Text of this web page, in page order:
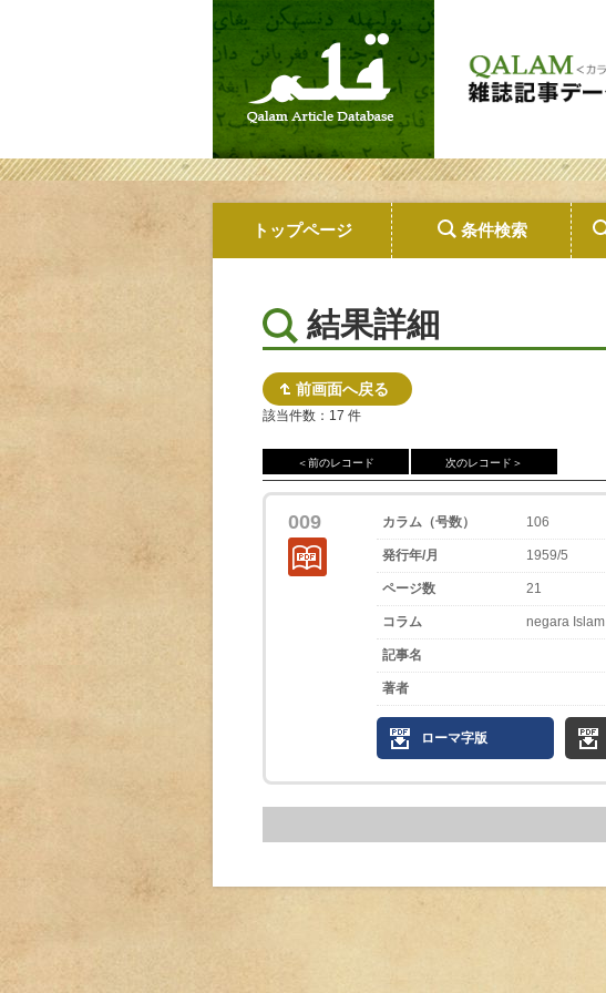
トップページ 条件検索
結果詳細
前画面へ戻る
該当件数：17 件
＜前のレコード 次のレコード＞
009 カラム（号数） 106
発行年/月 1959/5
ページ数 21
コラム negara Islam
記事名
著者
ローマ字版